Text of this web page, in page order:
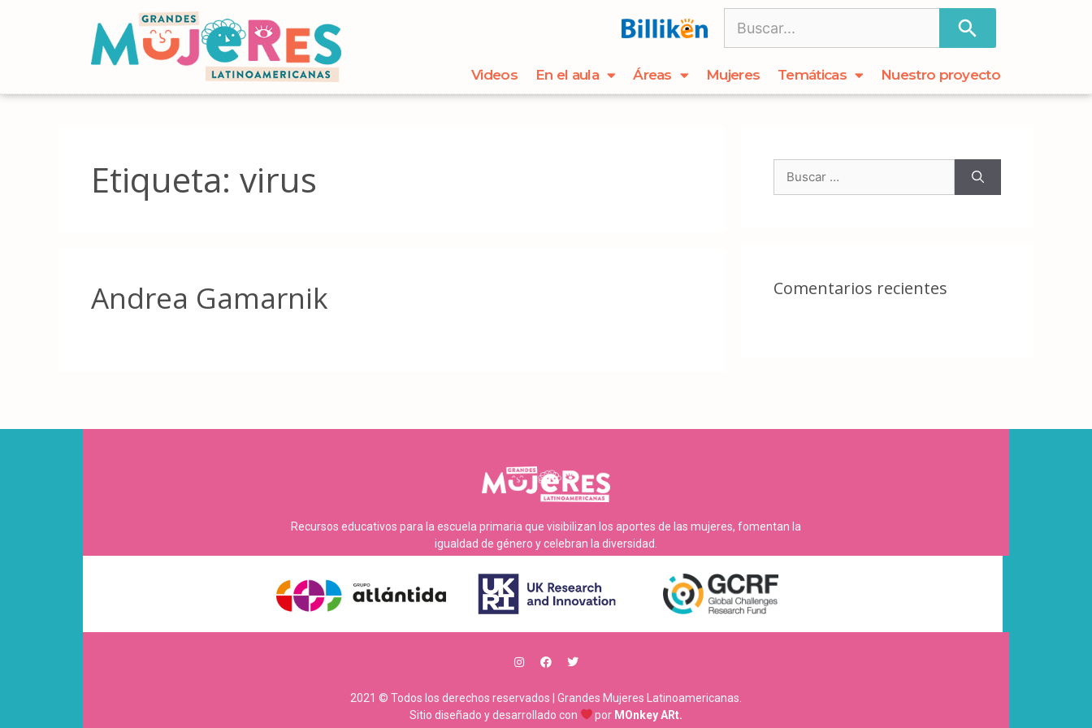
Videos En el aula Áreas Mujeres Temáticas Nuestro proyecto
Etiqueta: virus
Andrea Gamarnik Comentarios recientes
Recursos educativos para la escuela primaria que visibilizan los aportes de las mujeres, fomentan la
igualdad de género y celebran la diversidad.
2021 © Todos los derechos reservados | Grandes Mujeres Latinoamericanas.
Sitio diseñado y desarrollado con
por MOnkey ARt.